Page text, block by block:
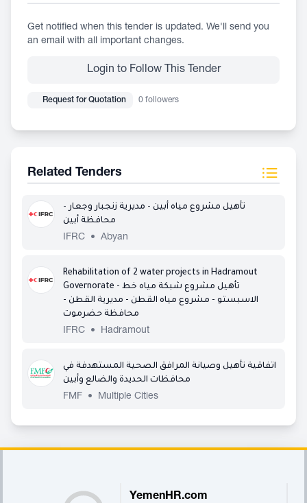
Get notified when this tender is updated. We'll send you
an email with all important changes.
Login to Follow This Tender
Request for Quotation 0 followers
Related Tenders
تأهيل مشروع مياه أبين - مديرية زنجبار وجعار -
محافظة أبين
IFRC
• Abyan
Rehabilitation of 2 water projects in Hadramout
Governorate - تأهيل مشروع شبكة مياه خط
الاسبستو - مشروع مياه القطن - مديرية القطن -
محافظة حضرموت
IFRC
• Hadramout
اتفاقية تأهيل وصيانة المرافق الصحية المستهدفة في
محافظات الحديدة والضالع وأبين
FMF
• Multiple Cities
YemenHR.com